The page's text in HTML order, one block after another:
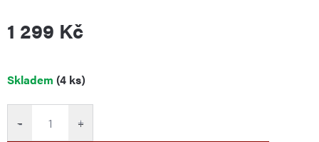
1 299 Kč
Měrná
Skladem (4 ks)
+
−